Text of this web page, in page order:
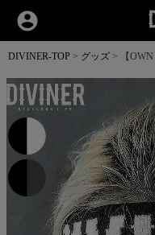
account_circle
DIVINER-TOP グッズ 【